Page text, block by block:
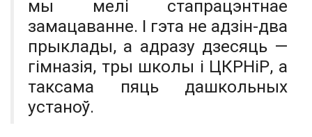
мы мелі стапрацэнтнае
замацаванне. І гэта не адзін-два
прыклады, а адразу дзесяць —
гімназія, тры школы і ЦКРНіР, а
таксама пяць дашкольных
устаноў.